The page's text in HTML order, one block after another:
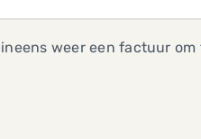
weer een factuur